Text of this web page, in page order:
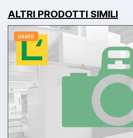
ALTRI PRODOTTI SIMILI
usato